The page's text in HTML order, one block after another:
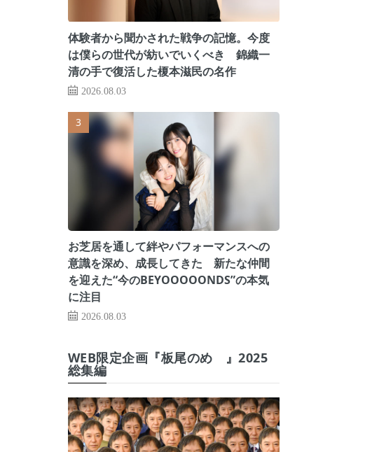
体験者から聞かされた戦争の記憶。今度
は僕らの世代が紡いでいくべき 錦織一
清の手で復活した榎本滋民の名作
2026.08.03
お芝居を通して絆やパフォーマンスへの
意識を深め、成長してきた 新たな仲間
を迎えた“今のBEYOOOOONDS”の本気
に注目
2026.08.03
WEB限定企画『板尾のめ゙』2025
総集編